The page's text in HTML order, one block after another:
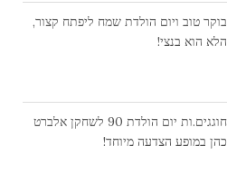
בוקר טוב ויום הולדת שמח ליפתח קצור,
הלא הוא בנצי!
חוגגים.ות יום הולדת 90 לשחקן אלברט
כהן במופע הצדעה מיוחד!